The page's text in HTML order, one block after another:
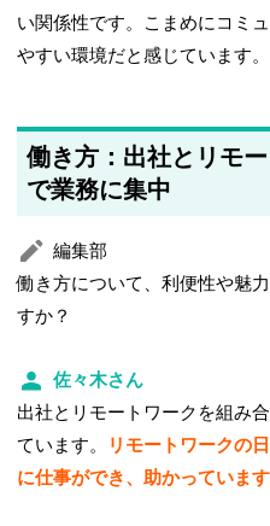
い関係性です。こまめにコミ
やすい環境だと感じています。
働き方：出社とリモ
で業務に集中
編集部
働き方について、利便性や魅
すか？
佐々木さん
出社とリモートワークを組み
ています。
リモートワークの
に仕事ができ、助かっています